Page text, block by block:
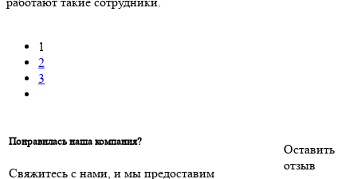
1
2
3
Понравилась наша компания?
Свяжитесь с нами, и мы предоставим
Оставить
отзыв